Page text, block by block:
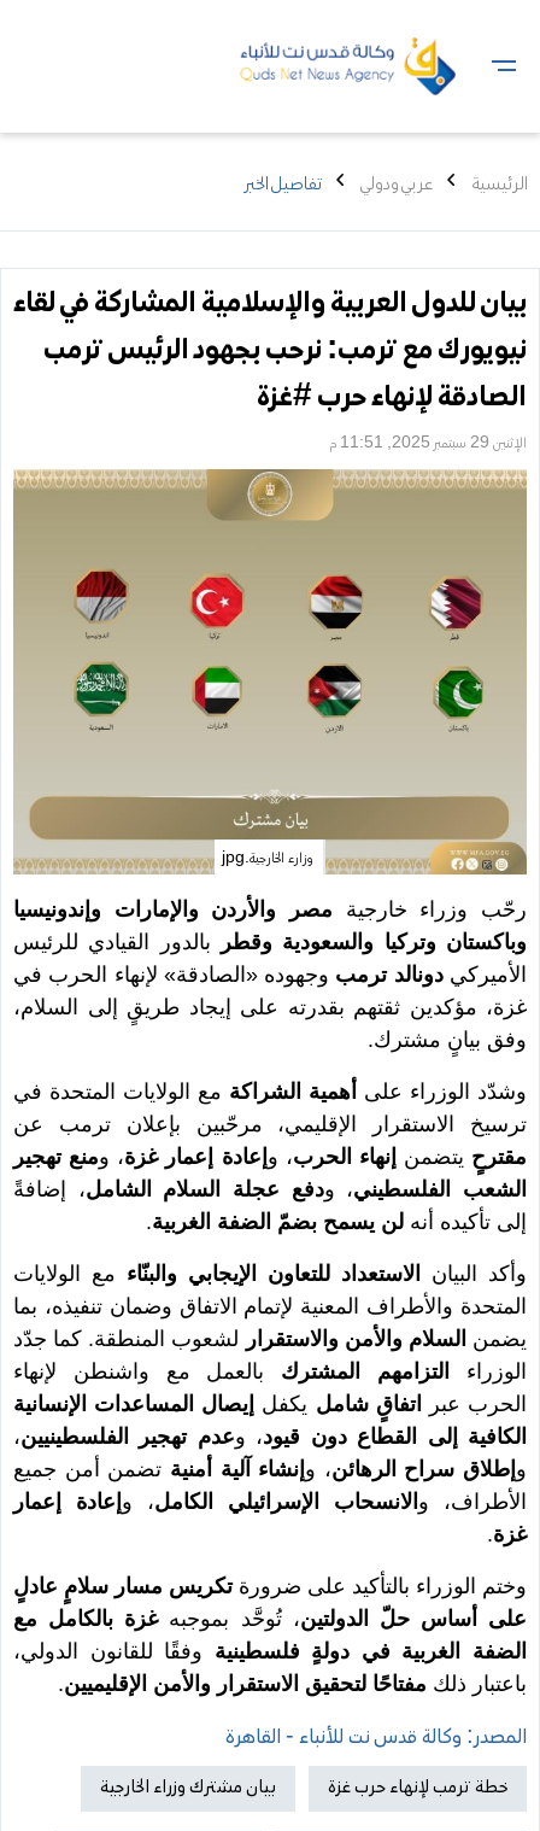
الرئيسية عربي ودولي تفاصيل الخبر
بيان للدول العربية والإسلامية المشاركة في لقاء
نيويورك مع ترمب: نرحب بجهود الرئيس ترمب
الصادقة لإنهاء حرب #غزة
الإثنين 29 سبتمبر 2025, 11:51 م
وزارء الخارجية.jpg
رحّب وزراء خارجية مصر والأردن والإمارات وإندونيسيا
وباكستان وتركيا والسعودية وقطر
بالدور القيادي للرئيس
الأميركيدونالد ترمب وجهوده «الصادقة» لإنهاء الحرب في
غزة، مؤكدين ثقتهم بقدرته على إيجاد طريقٍ إلى السلام،
وفق بيانٍ مشترك.
وشدّد الوزراء على أهمية الشراكة مع الولايات المتحدة في
ترسيخ الاستقرار الإقليمي، مرحّبين بإعلان ترمب عن
مقترحٍ يتضمن إنهاء الحرب، و إعادة إعمار غزة، ومنع تهجير
الشعب الفلسطيني، ودفع عجلة السلام الشامل، إضافةً
إلى تأكيده أنه لن يسمح بضمّ الضفة الغربية.
وأكد البيان الاستعداد للتعاون الإيجابي والبنّاء مع الولايات
المتحدة والأطراف المعنية لإتمام الاتفاق وضمان تنفيذه، بما
يضمن السلام والأمن والاستقرار لشعوب المنطقة. كما جدّد
الوزراء
التزامهم المشترك بالعمل مع واشنطن لإنهاء
الحرب عبر
اتفاقٍ شامل يكفل إيصال المساعدات الإنسانية
الكافية إلى القطاع دون قيود، وعدم تهجير الفلسطينيين،
و إطلاق سراح الرهائن، و إنشاء آلية أمنية تضمن أمن جميع
الأطراف، و الانسحاب الإسرائيلي الكامل، و إعادة إعمار
غزة.
وختم الوزراء بالتأكيد على ضرورةتكريس مسار سلامٍ عادلٍ
على أساس حلّ الدولتين، تُوحَّد بموجبهغزة بالكامل مع
الضفة الغربية في دولةٍ فلسطينية وفقًا للقانون الدولي،
باعتبار ذلك مفتاحًا لتحقيق الاستقرار والأمن الإقليميين.
المصدر: وكالة قدس نت للأنباء - القاهرة
خطة ترمب لإنهاء حرب غزة بيان مشترك وزراء الخارجية